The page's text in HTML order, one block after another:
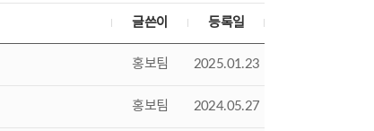
글쓴이 등록일
홍보팀 2025.01.23
홍보팀 2024.05.27